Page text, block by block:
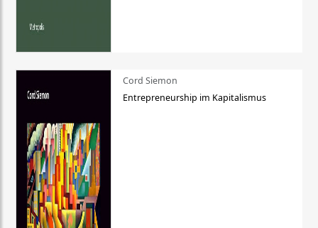
Cord Siemon
Entrepreneurship im Kapitalismus